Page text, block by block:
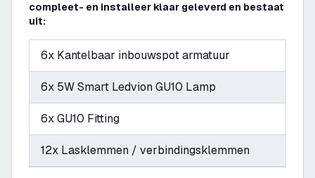
compleet- en installeer klaar geleverd en bestaat
uit:
6x Kantelbaar inbouwspot armatuur
6x 5W Smart Ledvion GU10 Lamp
6x GU10 Fitting
12x Lasklemmen / verbindingsklemmen